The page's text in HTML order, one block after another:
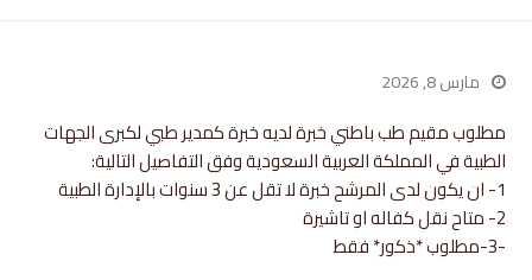
مارس 8, 2026
مطلوب مقيم طب باطني خبرة لديه خبرة كمدير طبي لكبرى الجهات
الطبية في المملكة العربية السعودية وفق التفاصيل التالية:
1- ان يكون لدى المرشح خبرة لا تقل عن 3 سنوات بالإدارة الطبية
2- متاح نقل كفاله او تاشيرة
-3-مطلوب *ذكور* فقط